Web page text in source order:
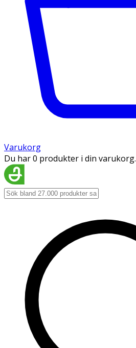
Varukorg
Du har 0 produkter i din varukorg.